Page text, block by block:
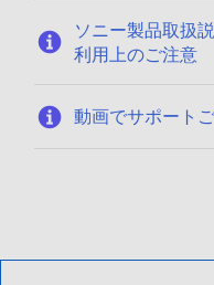
ソニー製品取扱
利用上のご注意
動画でサポート